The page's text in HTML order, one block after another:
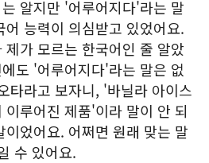
알지만 '어루어지다'라는 말
능력이 의심받고 있었어요.
가 모르는 한국어인 줄 알았
도 '어루어지다'라는 말은 없
타라고 보자니, '바닐라 아이스
루어진 제품'이라 말이 안 되
었어요. 어쩌면 원래 맞는 말
수 있어요.